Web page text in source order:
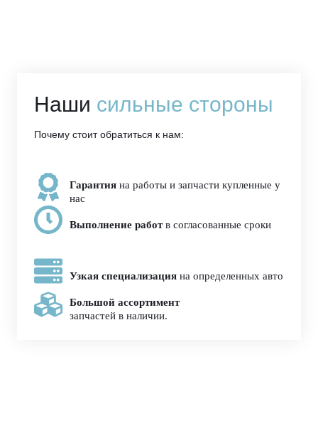
Наши сильные стороны
Почему стоит обратиться к нам:
Гарантия на работы и запчасти купленные у
нас
Выполнение работв согласованные сроки
Узкая специализация на определенных авто
Большой ассортимент
запчастей в наличии.